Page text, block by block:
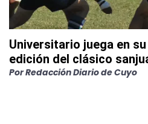
Universitario juega en
edición del clásico
PorRedacción Diario de Cuyo